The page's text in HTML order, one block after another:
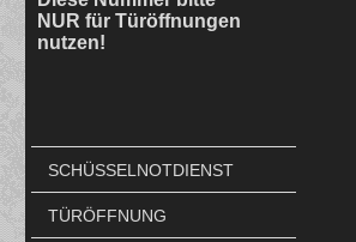
NUR für Türöffnungen
nutzen!
SCHÜSSELNOTDIENST
TÜRÖFFNUNG